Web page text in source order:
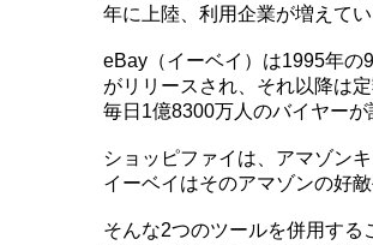
年に上陸、利用企業が増えてい
eBay（イーベイ）は1995年の
がリリースされ、それ以降は
毎日1億8300万人のバイヤー
ショッピファイは、アマゾン
イーベイはそのアマゾンの好
そんな2つのツールを併用する